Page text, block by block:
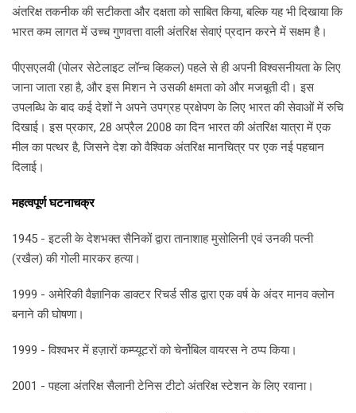
अंतरिक्ष तकनीक की सटीकता और दक्षता को साबित किया, बल्कि यह भी दिखाया कि
भारत कम लागत में उच्च गुणवत्ता वाली अंतरिक्ष सेवाएं प्रदान करने में सक्षम है।
पीएसएलवी (पोलर सेटेलाइट लॉन्च व्हिकल) पहले से ही अपनी विश्वसनीयता के लिए
जाना जाता रहा है, और इस मिशन ने उसकी क्षमता को और मजबूती दी। इस
उपलब्धि के बाद कई देशों ने अपने उपग्रह प्रक्षेपण के लिए भारत की सेवाओं में रुचि
दिखाई। इस प्रकार, 28 अप्रैल 2008 का दिन भारत की अंतरिक्ष यात्रा में एक
मील का पत्थर है, जिसने देश को वैश्विक अंतरिक्ष मानचित्र पर एक नई पहचान
दिलाई।
महत्वपूर्ण घटनाचक्र
1945 - इटली के देशभक्त सैनिकों द्वारा तानाशाह मुसोलिनी एवं उनकी पत्नी
(रखैल) की गोली मारकर हत्या।
1999 - अमेरिकी वैज्ञानिक डाक्टर रिचर्ड सीड द्वारा एक वर्ष के अंदर मानव क्लोन
बनाने की घोषणा।
1999 - विश्वभर में हज़ारों कम्प्यूटरों को चेर्नोबिल वायरस ने ठप्प किया।
2001 - पहला अंतरिक्ष सैलानी टेनिस टीटो अंतरिक्ष स्टेशन के लिए रवाना।